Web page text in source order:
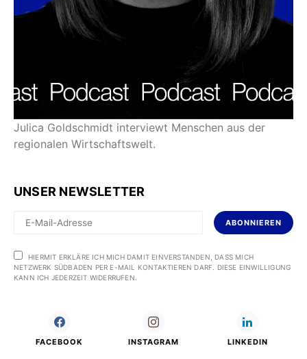
Julica Goldschmidt interviewt Menschen aus der
regionalen Wirtschaftswelt.
UNSER NEWSLETTER
ABONNIEREN
HIERMIT ERKLÄRE ICH MICH DAMIT EINVERSTANDEN, DASS MICH
NETZWERK SÜDBADEN PER E-MAIL KONTAKTIEREN DARF. DIESE EINWILLIGUNG
KANN ICH JEDERZEIT WIDERRUFEN.
FACEBOOK INSTAGRAM LINKEDIN